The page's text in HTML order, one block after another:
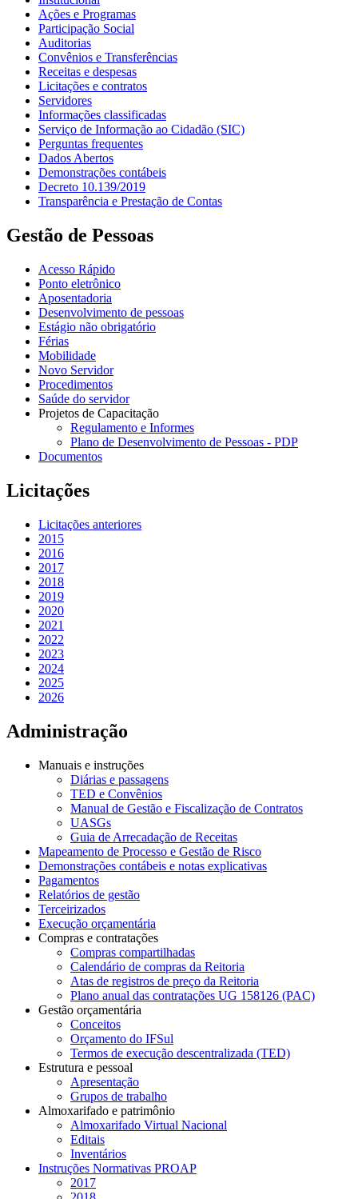
Ações e Programas
Participação Social
Auditorias
Convênios e Transferências
Receitas e despesas
Licitações e contratos
Servidores
Informações classificadas
Serviço de Informação ao Cidadão (SIC)
Perguntas frequentes
Dados Abertos
Demonstrações contábeis
Decreto 10.139/2019
Transparência e Prestação de Contas
Gestão de Pessoas
Acesso Rápido
Ponto eletrônico
Aposentadoria
Desenvolvimento de pessoas
Estágio não obrigatório
Férias
Mobilidade
Novo Servidor
Procedimentos
Saúde do servidor
Projetos de Capacitação
Regulamento e Informes
Plano de Desenvolvimento de Pessoas - PDP
Documentos
Licitações
Licitações anteriores
2015
2016
2017
2018
2019
2020
2021
2022
2023
2024
2025
2026
Administração
Manuais e instruções
Diárias e passagens
TED e Convênios
Manual de Gestão e Fiscalização de Contratos
UASGs
Guia de Arrecadação de Receitas
Mapeamento de Processo e Gestão de Risco
Demonstrações contábeis e notas explicativas
Pagamentos
Relatórios de gestão
Terceirizados
Execução orçamentária
Compras e contratações
Compras compartilhadas
Calendário de compras da Reitoria
Atas de registros de preço da Reitoria
Plano anual das contratações UG 158126 (PAC)
Gestão orçamentária
Conceitos
Orçamento do IFSul
Termos de execução descentralizada (TED)
Estrutura e pessoal
Apresentação
Grupos de trabalho
Almoxarifado e patrimônio
Almoxarifado Virtual Nacional
Editais
Inventários
Instruções Normativas PROAP
2017